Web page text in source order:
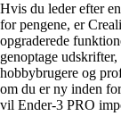
Hvis du leder efter
for pengene, er
opgraderede
genoptage
hobbybrugere og
om du er ny inden
vil Ender-3 PRO